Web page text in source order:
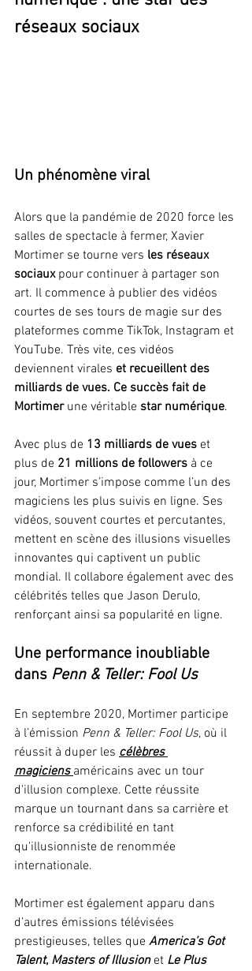
réseaux sociaux
Un phénomène viral
Alors que la pandémie de 2020 force les
salles de spectacle à fermer, Xavier
Mortimer se tourne vers les réseaux
sociaux pour continuer à partager son
art. Il commence à publier des vidéos
courtes de ses tours de magie sur des
plateformes comme TikTok, Instagram et
YouTube. Très vite, ces vidéos
deviennent virales et recueillent des
milliards de vues. Ce succès fait de
Mortimer une véritable star numérique.
Avec plus de 13 milliards de vues et
plus de 21 millions de followers à ce
jour, Mortimer s’impose comme l’un des
magiciens les plus suivis en ligne. Ses
vidéos, souvent courtes et percutantes,
mettent en scène des illusions visuelles
innovantes qui captivent un public
mondial. Il collabore également avec des
célébrités telles que Jason Derulo,
renforçant ainsi sa popularité en ligne.
Une performance inoubliable
dans Penn & Teller: Fool Us
En septembre 2020, Mortimer participe
à l’émission Penn & Teller: Fool Us, où il
réussit à duper les célèbres
magiciens américains avec un tour
d'illusion complexe. Cette réussite
marque un tournant dans sa carrière et
renforce sa crédibilité en tant
qu'illusionniste de renommée
internationale.
Mortimer est également apparu dans
d’autres émissions télévisées
prestigieuses, telles que America’s Got
Talent, Masters of Illusion et Le Plus